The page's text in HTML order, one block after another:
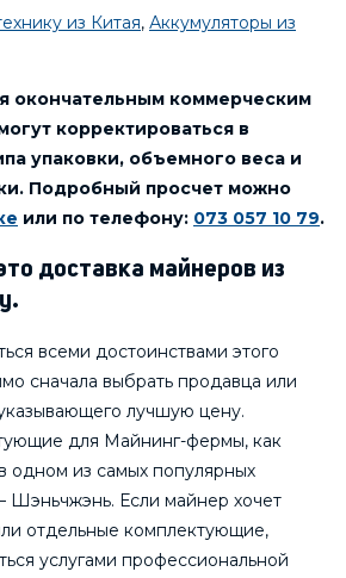
из Китая, Аккумуляторы из
окончательным коммерческим
корректироваться в
упаковки, объемного веса и
Подробный просчет можно
или по телефону: 073 057 10 79.
доставка майнеров из
всеми достоинствами этого
сначала выбрать продавца или
лучшую цену.
для Майнинг-фермы, как
одном из самых популярных
Шэньчжэнь. Если майнер хочет
отдельные комплектующие,
услугами профессиональной